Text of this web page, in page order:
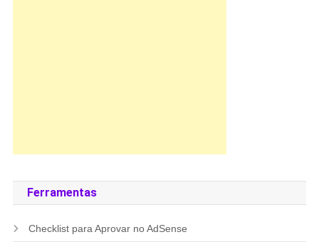
Ferramentas
Checklist para Aprovar no AdSense